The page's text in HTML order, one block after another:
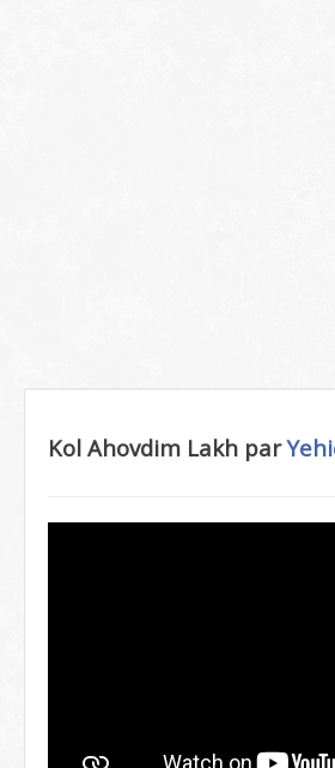
Kol Ahovdim Lakh par